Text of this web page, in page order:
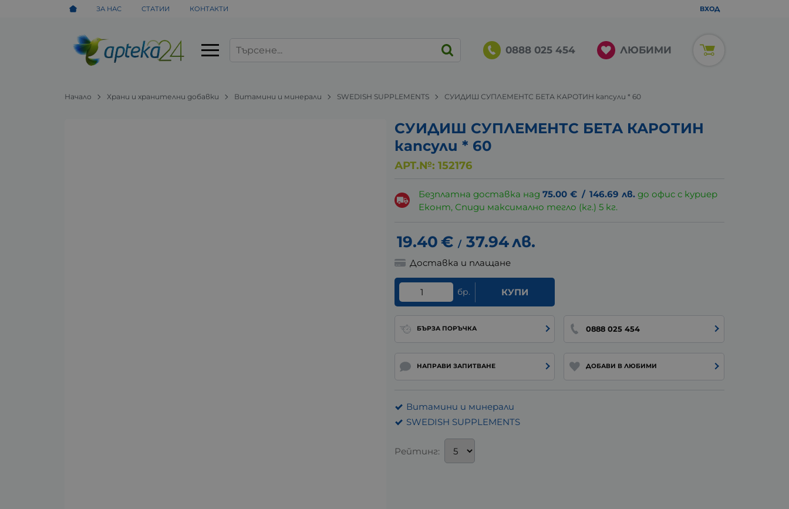
ЗА НАС СТАТИИ КОНТАКТИ ВХОД
0888 025 454 ЛЮБИМИ
Начало Храни и хранителни добавки Витамини и минерали SWEDISH SUPPLEMENTS СУИДИШ СУПЛЕМЕНТС БЕТА КАРОТИН капсули * 60
СУИДИШ СУПЛЕМЕНТС БЕТА КАРОТИН
капсули * 60
АРТ.№: 152176
Безплатна доставка над75.00 € / 146.69 лв. до офис с куриер
Еконт, Спиди максимално тегло (кг.) 5 кг.
19.40€ / 37.94лв.
Доставка и плащане
бр. КУПИ
БЪРЗА ПОРЪЧКА 0888 025 454
НАПРАВИ ЗАПИТВАНЕ ДОБАВИ В ЛЮБИМИ
Витамини и минерали
SWEDISH SUPPLEMENTS
Рейтинг: